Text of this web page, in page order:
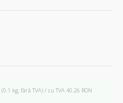
(0.1 kg, fără TVA) / cu TVA 40.26 RON